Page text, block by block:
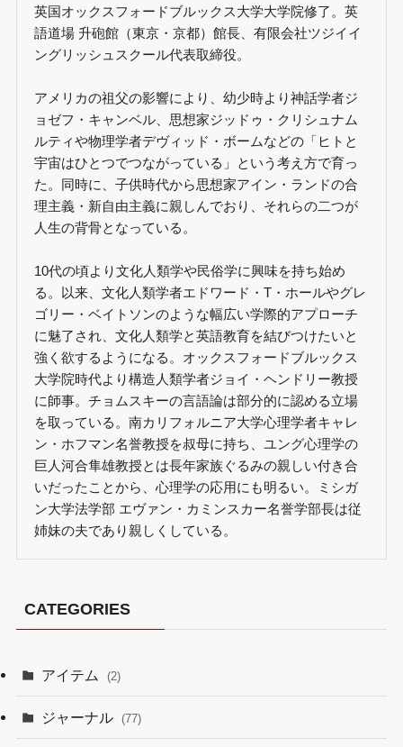
英国オックスフォードブルックス大学大学院修了。英
語道場 升砲館（東京・京都）館長、有限会社ツジイイ
ングリッシュスクール代表取締役。
アメリカの祖父の影響により、幼少時より神話学者ジ
ョゼフ・キャンベル、思想家ジッドゥ・クリシュナム
ルティや物理学者デヴィッド・ボームなどの「ヒトと
宇宙はひとつでつながっている」という考え方で育っ
た。同時に、子供時代から思想家アイン・ランドの合
理主義・新自由主義に親しんでおり、それらの二つが
人生の背骨となっている。
10代の頃より文化人類学や民俗学に興味を持ち始め
る。以来、文化人類学者エドワード・T・ホールやグレ
ゴリー・ベイトソンのような幅広い学際的アプローチ
に魅了され、文化人類学と英語教育を結びつけたいと
強く欲するようになる。オックスフォードブルックス
大学院時代より構造人類学者ジョイ・ヘンドリー教授
に師事。チョムスキーの言語論は部分的に認める立場
を取っている。南カリフォルニア大学心理学者キャレ
ン・ホフマン名誉教授を叔母に持ち、ユング心理学の
巨人河合隼雄教授とは長年家族ぐるみの親しい付き合
いだったことから、心理学の応用にも明るい。ミシガ
ン大学法学部 エヴァン・カミンスカー名誉学部長は従
姉妹の夫であり親しくしている。
CATEGORIES
アイテム (2)
ジャーナル (77)